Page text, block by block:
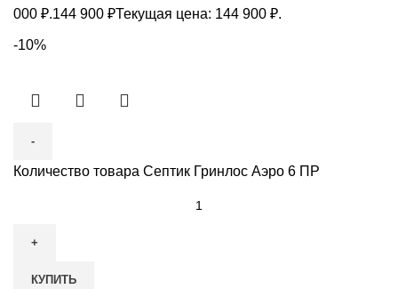
000 ₽.144 900 ₽Текущая цена: 144 900 ₽.
-10%
Количество товара Септик Гринлос Аэро 6 ПР
КУПИТЬ